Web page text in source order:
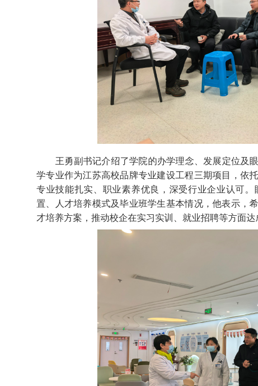
王勇副书记介绍了学院的办学理念、发展定位及
学专业作为江苏高校品牌专业建设工程三期项目，依
专业技能扎实、职业素养优良，深受行业企业认可
置、人才培养模式及毕业班学生基本情况，他表示，
才培养方案，推动校企在实习实训、就业招聘等方面